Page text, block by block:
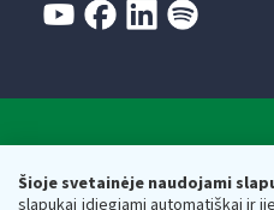
Šioje svetainėje naudojami
slapukai įdiegiami automatiškai ir
Respublikos finansų